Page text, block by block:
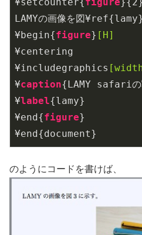
LAMYの画像を図¥ref{lamy}
¥begin{figure} [H]
¥centering
¥includegraphics
¥caption{LAMY safariの
¥label{lamy}
¥end{figure}
¥end{document}
のようにコードを書けば、